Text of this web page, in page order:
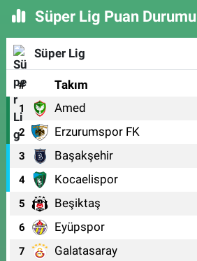
Süper Lig Puan Durumu
Süper Lig
# Takım
1 Amed
2 Erzurumspor FK
3 Başakşehir
4 Kocaelispor
5 Beşiktaş
6 Eyüpspor
7 Galatasaray